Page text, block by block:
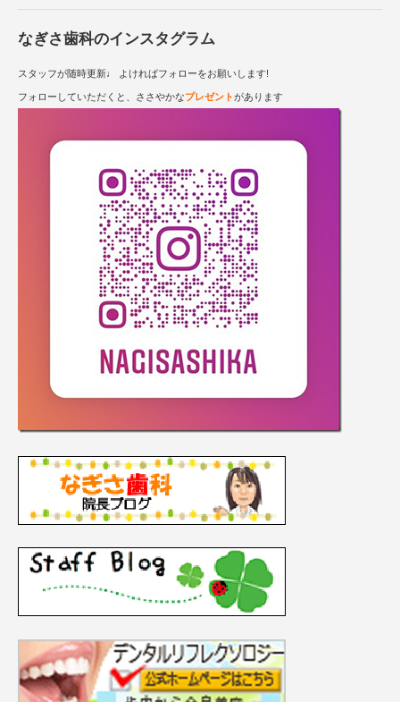
なぎさ歯科のインスタグラム
スタッフが随時更新♩ よければフォローをお願いします!
フォローしていただくと、ささやかなプレゼントがあります